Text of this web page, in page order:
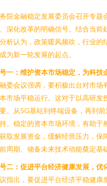
院金融稳定发展委员会召开专题
深化改革的明确信号。结合当前
析认为，政策暖风频吹，行业的
为新一轮发展的起点。
一：维护资本市场稳定，为科技
委会议强调，要积极出台对市场
市场平稳运行。这对于以高研发
。从5G基站到终端设备，再到
。稳定的资本市场环境，有助于
取发展资金，缓解经营压力，保
周期、储备未来技术动能奠定基
二：促进平台经济健康发展，优
指出，要促进平台经济平稳健康